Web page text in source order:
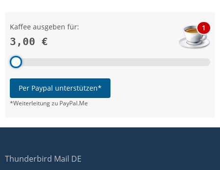
Kaffee ausgeben für:
3,00 €
1
Per Paypal unterstützen*
*Weiterleitung zu PayPal.Me
Thunderbird Mail DE